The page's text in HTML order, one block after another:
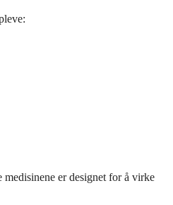
er designet for å virke